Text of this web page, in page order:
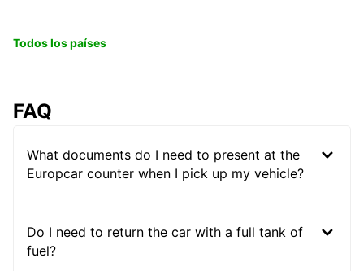
Todos los países
FAQ
What documents do I need to present at the
Europcar counter when I pick up my vehicle?
Do I need to return the car with a full tank of
fuel?